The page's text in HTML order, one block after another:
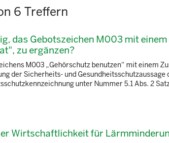
6 Treffern
das Gebotszeichen M003 mit
zu ergänzen?
M003 „Gehörschutz benutzen“ mit einem
der Sicherheits- und
unter Nummer 5.1 Abs. 2
Wirtschaftlichkeit für